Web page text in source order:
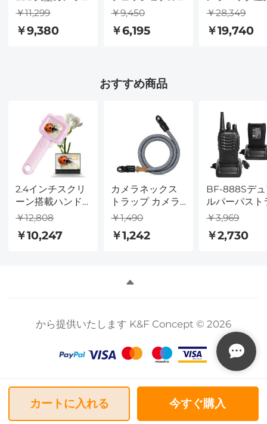
バックパック
DSLR SLRカメラ
用 盗難防止防水
￥11,299
￥9,380
軽量カメラバッ
クパック 大型防
水写真カメラバ
性 女性用
￥9,450
￥6,195
カメラバック
ックラップト
プコンパート
￥28,349
￥19,740
おすすめ商品
2.4インチスクリ
ーン搭載ハンド
ヘルド顕微鏡、
500倍ズーム、
1080P写真・動
￥12,808
￥10,247
カメラネックス
トラップ カメラ
ショルダースト
ラップ
DSLR/SLRカメラ
￥1,490
￥1,242
BF-888Sデ
ルパーパスト
ンシーバーワ
ヤレスハイパ
ー（USBコネ
￥3,969
￥2,730
カートに入れる 今すぐ購入
から提供いたします K&F Concept © 2026